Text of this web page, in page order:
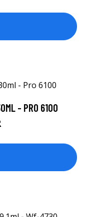
- PRO 6100